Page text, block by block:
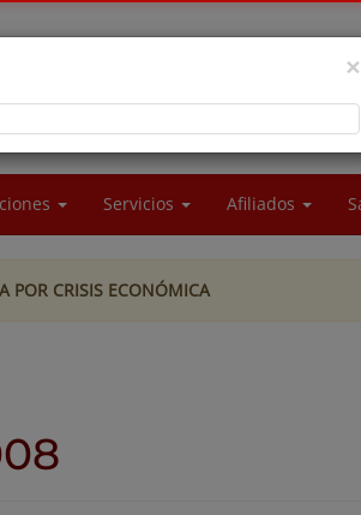
SAN JUAN BOSCO
Servicios Afiliados
POR CRISIS ECONÓMICA
×